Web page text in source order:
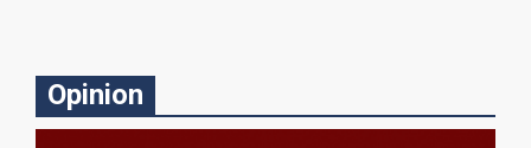
Opinion